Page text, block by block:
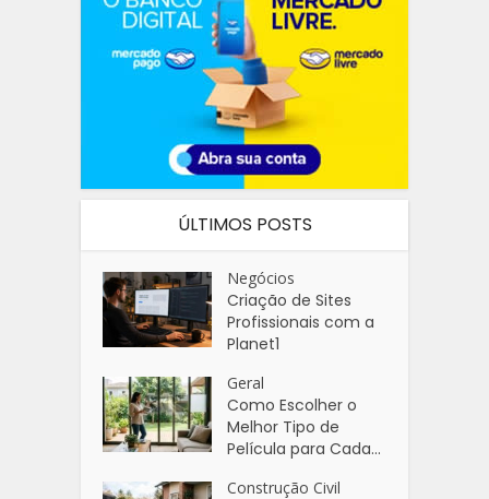
ÚLTIMOS POSTS
Negócios
Criação de Sites
Profissionais com a
Planet1
Geral
Como Escolher o
Melhor Tipo de
Película para Cada...
Construção Civil